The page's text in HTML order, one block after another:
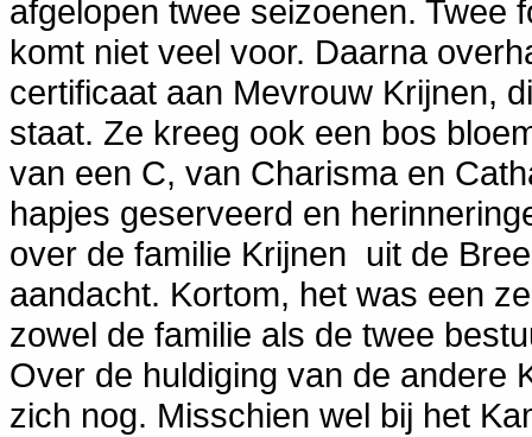
afgelopen twee seizoenen. Twee
komt niet veel voor. Daarna
certificaat aan Mevrouw Krijnen,
staat. Ze kreeg ook een bos
van een C, van Charisma en
hapjes geserveerd en
over de familie Krijnen uit de
aandacht. Kortom, het was een
zowel de familie als de twee
Over de huldiging van de andere
zich nog. Misschien wel bij het